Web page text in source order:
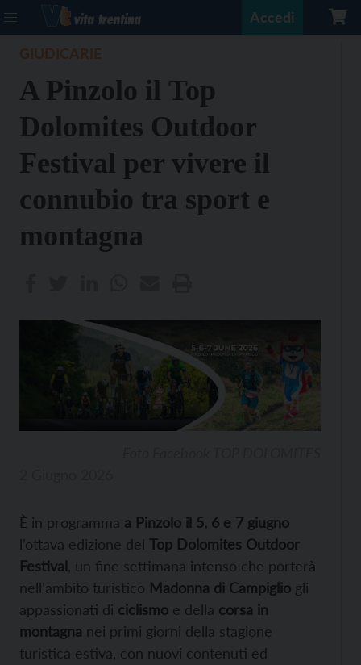
Accedi
A Pinzolo il Top
Dolomites Outdoor
Festival per vivere il
connubio tra sport e
montagna
È in programma a Pinzolo il 5, 6 e 7 giugno
l’ottava edizione del Top Dolomites Outdoor
Festival , un fine settimana intenso che porterà
nell’ambito turistico Madonna di Campiglio gli
appassionati di ciclismo e della corsa in
montagna nei primi giorni della stagione
turistica estiva, con nuovi contenuti ed